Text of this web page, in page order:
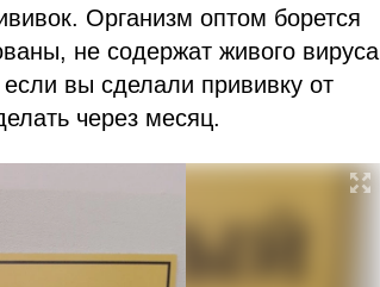
Организм оптом борется
не содержат живого вируса
вы сделали прививку от
через месяц.